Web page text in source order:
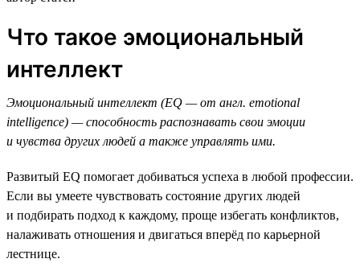
Что такое эмоциональный
интеллект
Эмоциональный интеллект (EQ — от англ. emotional
intelligence) — способность распознавать свои эмоции
и чувства других людей а также управлять ими.
Развитый EQ помогает добиваться успеха в любой профессии.
Если вы умеете чувствовать состояние других людей
и подбирать подход к каждому, проще избегать конфликтов,
налаживать отношения и двигаться вперёд по карьерной
лестнице.